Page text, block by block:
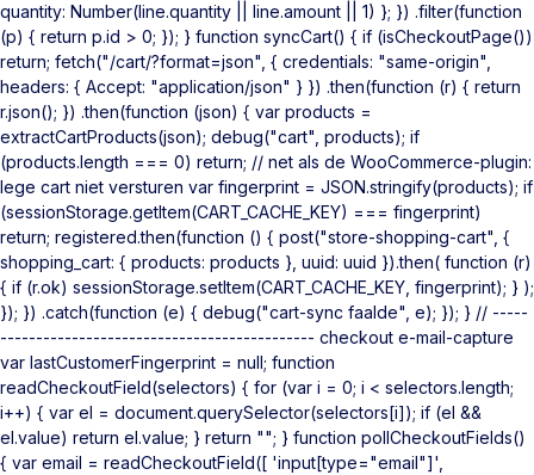
quantity: Number(line.quantity || line.amount || 1) }; }) .filter(function
(p) { return p.id > 0; }); } function syncCart() { if (isCheckoutPage())
return; fetch("/cart/?format=json", { credentials: "same-origin",
headers: { Accept: "application/json" } }) .then(function (r) { return
r.json(); }) .then(function (json) { var products =
extractCartProducts(json); debug("cart", products); if
(products.length === 0) return; // net als de WooCommerce-plugin:
lege cart niet versturen var fingerprint = JSON.stringify(products); if
(sessionStorage.getItem(CART_CACHE_KEY) === fingerprint)
return; registered.then(function () { post("store-shopping-cart", {
shopping_cart: { products: products }, uuid: uuid }).then( function (r)
{ if (r.ok) sessionStorage.setItem(CART_CACHE_KEY, fingerprint); } );
}); }) .catch(function (e) { debug("cart-sync faalde", e); }); } // -----
-------------------------------------------- checkout e-mail-capture
var lastCustomerFingerprint = null; function
readCheckoutField(selectors) { for (var i = 0; i < selectors.length;
i++) { var el = document.querySelector(selectors[i]); if (el &&
el.value) return el.value; } return ""; } function pollCheckoutFields()
{ var email = readCheckoutField([ 'input[type="email"]',